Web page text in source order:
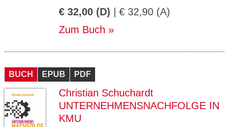
€ 32,00 (D) | € 32,90 (A)
Zum Buch
BUCH EPUB PDF
Christian Schuchardt
UNTERNEHMENSNACHFOLGE IN
KMU